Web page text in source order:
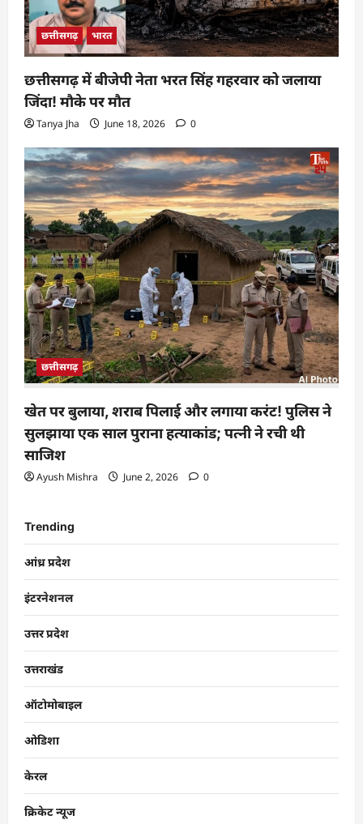
छत्तीसगढ़ भारत
छत्तीसगढ़ में बीजेपी नेता भरत सिंह गहरवार को जलाया
जिंदा! मौके पर मौत
Tanya Jha June 18, 2026 0
छत्तीसगढ़
खेत पर बुलाया, शराब पिलाई और लगाया करंट! पुलिस ने
सुलझाया एक साल पुराना हत्याकांड; पत्नी ने रची थी
साजिश
Ayush Mishra June 2, 2026 0
Trending
आंध्र प्रदेश
इंटरनेशनल
उत्तर प्रदेश
उत्तराखंड
ऑटोमोबाइल
ओडिशा
केरल
क्रिकेट न्यूज